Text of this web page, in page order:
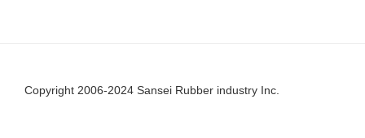
Copyright 2006-2024 Sansei Rubber industry Inc.